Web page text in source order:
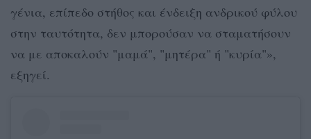
γένια, επίπεδο στήθος και ένδειξη ανδρικού φύλου
στην ταυτότητα, δεν μπορούσαν να σταματήσουν
να με αποκαλούν "μαμά", "μητέρα" ή "κυρία"»,
εξηγεί.